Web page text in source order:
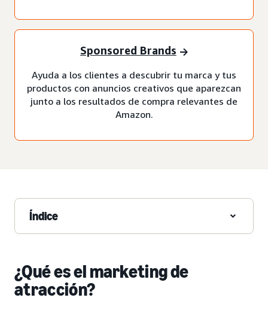
Sponsored Brands
Ayuda a los clientes a descubrir tu marca y tus
productos con anuncios creativos que aparezcan
junto a los resultados de compra relevantes de
Amazon.
Índice
¿Qué es el marketing de
atracción?